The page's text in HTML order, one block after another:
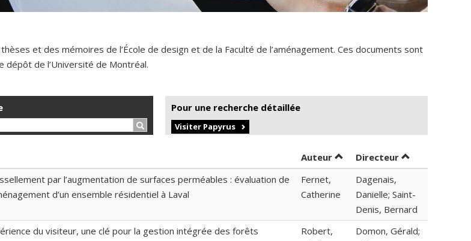
et des mémoires de l’École de design et de la Faculté de l’aménagement. Ces documents sont
dépôt de l’Université de Montréal.
Rechercher…
Pour une recherche détaillée
Visiter Papyrus
croissant
en ordre croissant Auteur Trier par auteur en ordre
Directeur par
par l’augmentation de surfaces perméables : évaluation de
d’un ensemble résidentiel à Laval
Fernet,
Catherine
Dagenais,
Danielle; Saint-
Denis, Bernard
du visiteur, une clé pour la gestion intégrée des forêts
Robert,
Domon, Gérald;